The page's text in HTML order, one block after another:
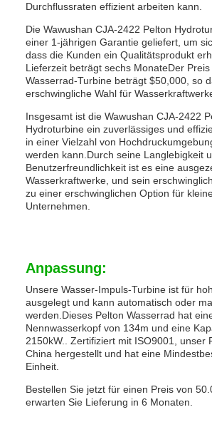
Durchflussraten effizient arbeiten kann.
Die Wawushan CJA-2422 Pelton
einer 1-jährigen Garantie geliefert, um
dass die Kunden ein Qualitätsprodukt
Lieferzeit beträgt sechs MonateDer
Wasserrad-Turbine beträgt $50,000, so
erschwingliche Wahl für
Insgesamt ist die Wawushan CJA-2422
Hydroturbine ein zuverlässiges und
in einer Vielzahl von
werden kann.Durch seine Langlebigkeit
Benutzerfreundlichkeit ist es eine
Wasserkraftwerke, und sein
zu einer erschwinglichen Option für
Unternehmen.
Anpassung:
Unsere Wasser-Impuls-Turbine ist für
ausgelegt und kann automatisch oder
werden.Dieses Pelton Wasserrad hat
Nennwasserkopf von 134m und eine
2150kW.. Zertifiziert mit ISO9001, unser
China hergestellt und hat eine
Einheit.
Bestellen Sie jetzt für einen Preis von
erwarten Sie Lieferung in 6 Monaten.